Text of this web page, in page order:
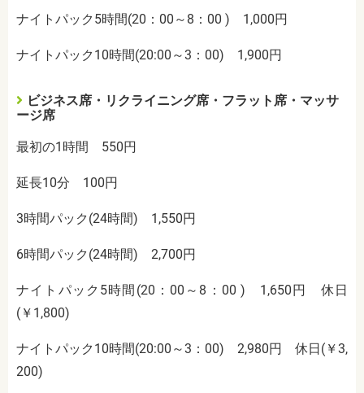
ナイトパック5時間(20：00～8：00 ) 1,000円
ナイトパック10時間(20:00～3：00) 1,900円
ビジネス席・リクライニング席・フラット席・マッサ
ージ席
最初の1時間 550円
延長10分 100円
3時間パック(24時間) 1,550円
6時間パック(24時間) 2,700円
ナイトパック5時間(20：00～8：00 ) 1,650円 休日
(￥1,800)
ナイトパック10時間(20:00～3：00) 2,980円 休日(￥3,
200)